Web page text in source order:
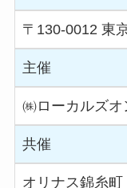
〒130-0012 東
主催
㈱ローカルズオ
共催
オリナス錦糸町